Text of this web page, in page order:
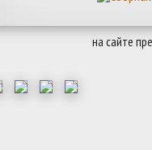
на сайте